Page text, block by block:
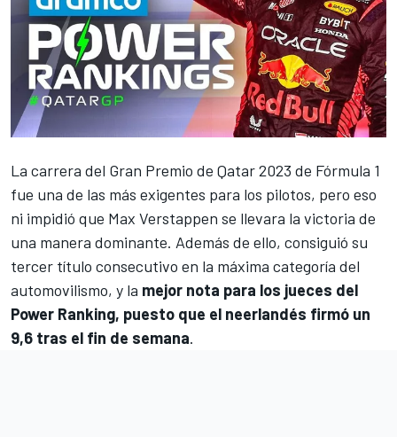
La carrera del Gran Premio de Qatar 2023 de Fórmula 1
fue una de las más exigentes para los pilotos, pero eso
ni impidió que Max Verstappen se llevara la victoria de
una manera dominante. Además de ello, consiguió su
tercer título consecutivo en la máxima categoría del
automovilismo, y la mejor nota para los jueces del
Power Ranking, puesto que el neerlandés firmó un
9,6 tras el fin de semana.